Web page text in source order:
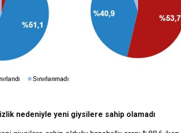
nedeniyle yeni giysilere sahip olamadı